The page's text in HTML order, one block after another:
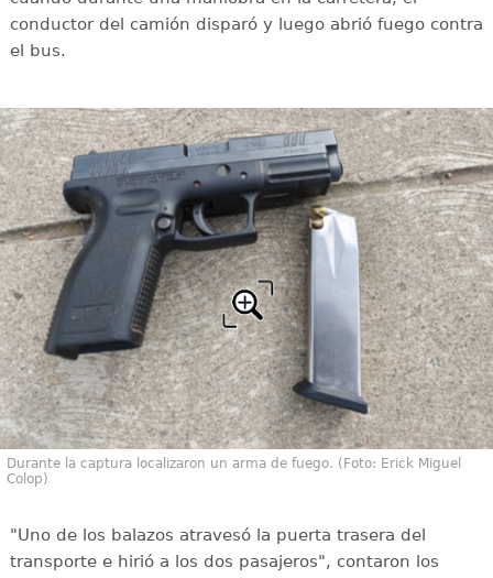
conductor del camión disparó y luego abrió fuego contra
el bus.
Durante la captura localizaron un arma de fuego. (Foto: Erick Miguel
Colop)
"Uno de los balazos atravesó la puerta trasera del
transporte e hirió a los dos pasajeros", contaron los